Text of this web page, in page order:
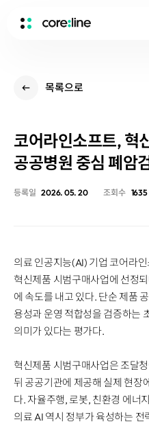
ABOUT
History
Core Value
Recruit
aview List
aview Lung texture
aview ILA
aview NeuroCAD
aview BAS
aview Research
aview Modeler
aview Pseudonymization
IR Events
IR Materials
Disclosure
News
Events
Blog
REQUEST A DEMO
목록으로
코어라인소프트, 혁
공공병원 중심 폐암
등록일 2026. 05. 20 조회수 1635
의료 인공지능(AI) 기업 코어라
혁신제품 시범구매사업에 선정
에 속도를 내고 있다. 단순 제품
용성과 운영 적합성을 검증하는
의미가 있다는 평가다.
혁신제품 시범구매사업은 조달
뒤 공공기관에 제공해 실제 현장
다. 자율주행, 로봇, 친환경 에너
의료 AI 역시 정부가 육성하는